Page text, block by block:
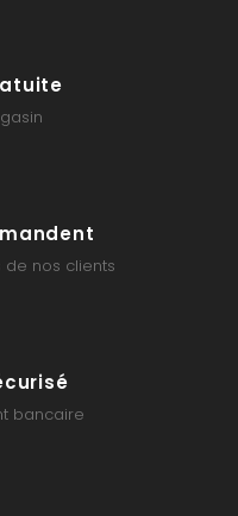
de nos clients
bancaire